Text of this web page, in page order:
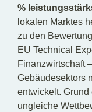
%
lokalen Marktes
zu den
EU Technical
Finanzwirtschaft
Gebäudesektors
entwickelt.
ungleiche